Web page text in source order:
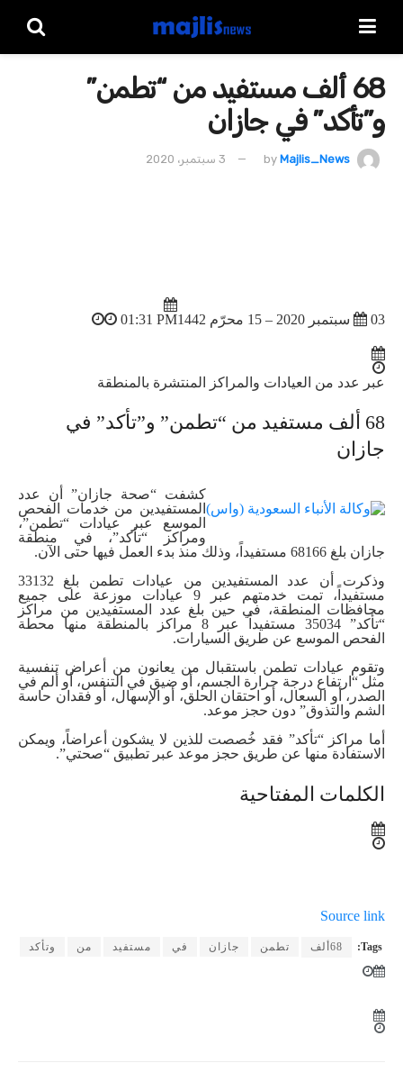
68 ألف مستفيد من “تطمن”
و”تأكد” في جازان
by Majlis_News 3 سبتمبر، 2020
03 سبتمبر 2020 – 15 محرّم 1442 01:31 PM
عبر عدد من العيادات والمراكز المنتشرة بالمنطقة
68 ألف مستفيد من “تطمن” و”تأكد” في
جازان
كشفت “صحة جازان” أن عدد
المستفيدين من خدمات الفحص
الموسع عبر عيادات “تطمن”،
ومراكز “تأكد”، في منطقة
جازان بلغ 68166 مستفيداً، وذلك منذ بدء العمل فيها حتى الآن.
وذكرت أن عدد المستفيدين من عيادات تطمن بلغ 33132
مستفيداً، تمت خدمتهم عبر 9 عيادات موزعة على جميع
محافظات المنطقة، في حين بلغ عدد المستفيدين من مراكز
“تأكد” 35034 مستفيداً عبر 8 مراكز بالمنطقة منها محطة
الفحص الموسع عن طريق السيارات.
وتقوم عيادات تطمن باستقبال من يعانون من أعراض تنفسية
مثل “ارتفاع درجة حرارة الجسم، أو ضيق في التنفس، أو ألم في
الصدر، أو السعال، أو احتقان الحلق، أو الإسهال، أو فقدان حاسة
الشم والتذوق” دون حجز موعد.
أما مراكز “تأكد” فقد خُصصت للذين لا يشكون أعراضاً، ويمكن
الاستفادة منها عن طريق حجز موعد عبر تطبيق “صحتي”.
الكلمات المفتاحية
Source link
Tags: 68ألف تطمن جازان في مستفيد من وتأكد